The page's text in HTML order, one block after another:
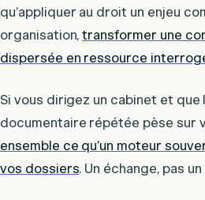
qu’appliquer au droit un enjeu
organisation,transformer une
dispersée en ressource
Si vous dirigez un cabinet et que
documentaire répétée pèse sur
ensemble ce qu’un moteur
vos dossiers. Un échange, pas